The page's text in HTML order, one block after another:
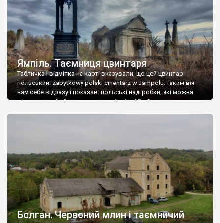
Ямпіль. Таємниця цвинтаря
Табличка і відмітка на карті вказували, що цей цвинтар
польський. Zabytkowy polski cmentarz w Jampolu. Таким він
нам себе відразу і показав: польські надгробки, які можна
віднести до фабричних, польські епітафії… Загалом цвинтар
Болган. Червоний млин і таємничий